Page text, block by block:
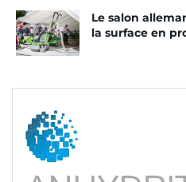
La E-Saw peut découper des
Le salon
la surface en